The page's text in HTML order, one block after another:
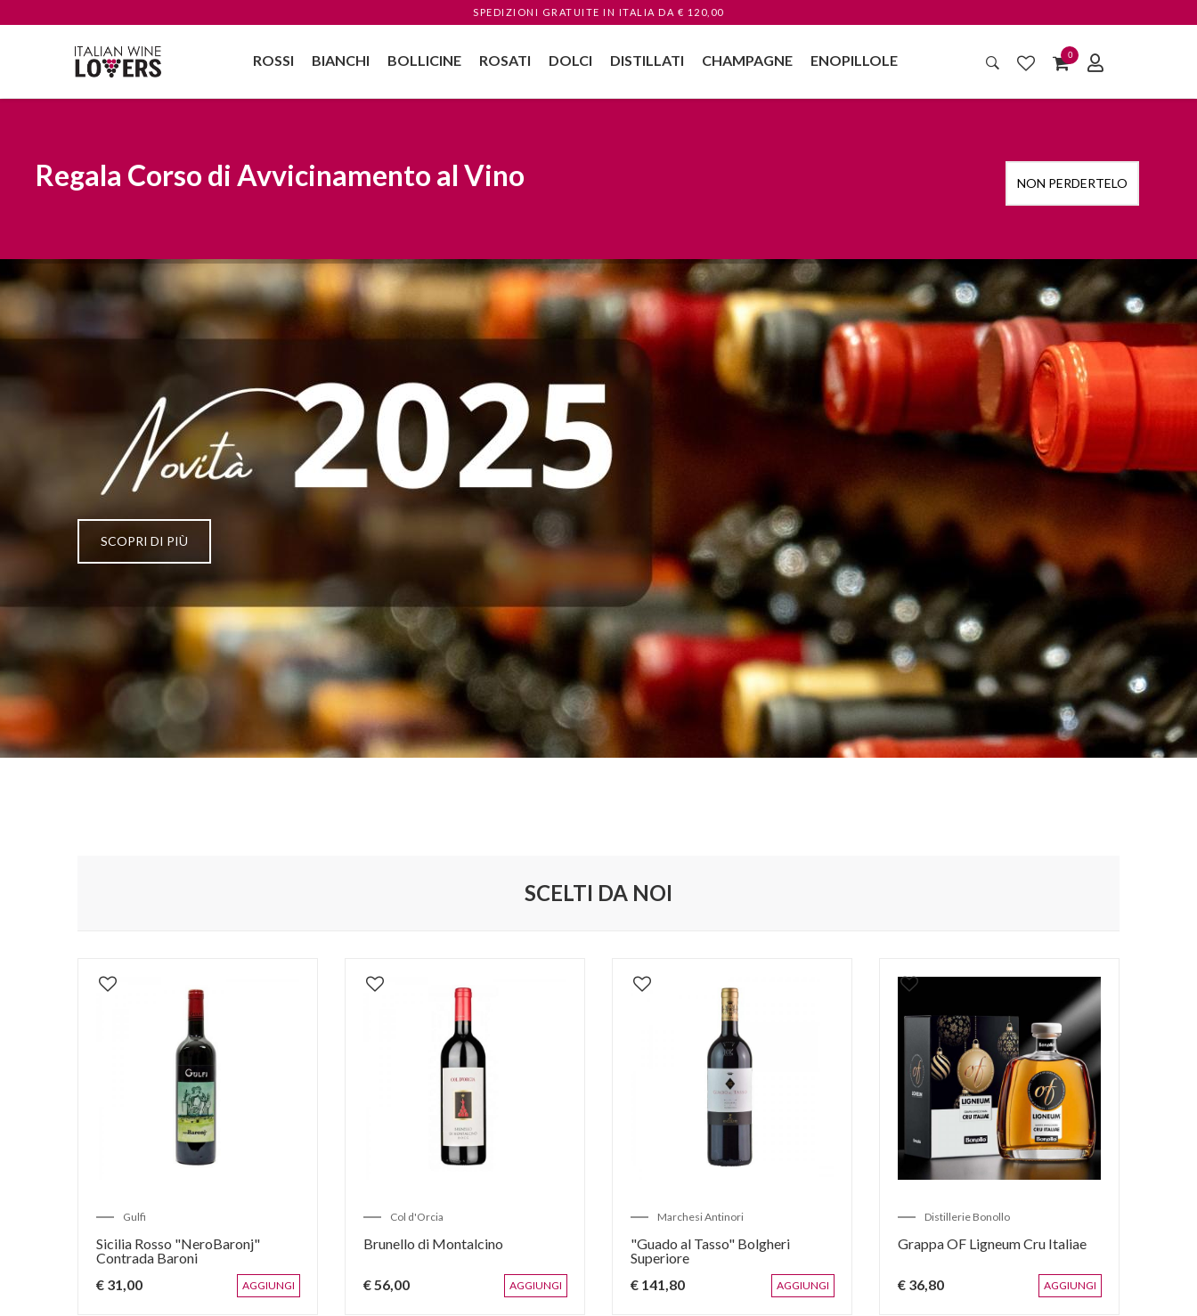
SPEDIZIONI GRATUITE IN ITALIA DA € 120,00
ROSSI BIANCHI BOLLICINE ROSATI DOLCI DISTILLATI CHAMPAGNE ENOPILLOLE 0
Regala Corso di Avvicinamento al Vino NON PERDERTELO
SCOPRI DI PIÙ
SCELTI DA NOI
AGGIUNGI
Gulfi
Sicilia Rosso "NeroBaronj"
Contrada Baroni
€ 31,00
AGGIUNGI
Col d'Orcia
Brunello di Montalcino
€ 56,00 AGGIUNGI
Marchesi Antinori
"Guado al Tasso" Bolgheri
Superiore
€ 141,80
AGGIUNGI
Distillerie Bonollo
Grappa OF Ligneum Cru Italiae
€ 36,80